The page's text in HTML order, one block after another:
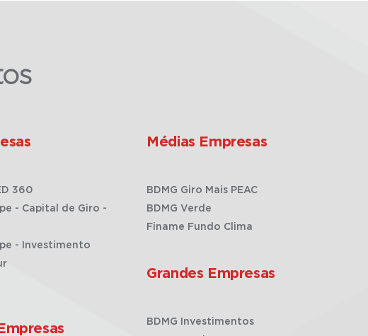
360
- Capital de Giro -
- Investimento
Médias Empresas
BDMG Giro Mais PEAC
BDMG Verde
Finame Fundo Clima
Grandes Empresas
BDMG Investimentos